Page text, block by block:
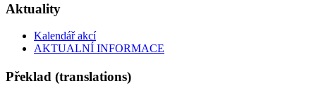
Aktuality
Kalendář akcí
AKTUALNÍ INFORMACE
Překlad (translations)